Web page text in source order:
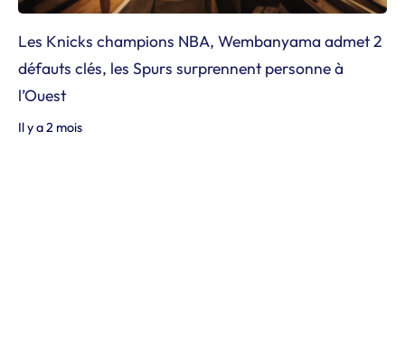
Les Knicks champions NBA, Wembanyama admet 2
défauts clés, les Spurs surprennent personne à
l’Ouest
Il y a 2 mois